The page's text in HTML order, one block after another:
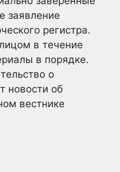
заявление
регистра.
в течение
в порядке.
о
новости об
вестнике